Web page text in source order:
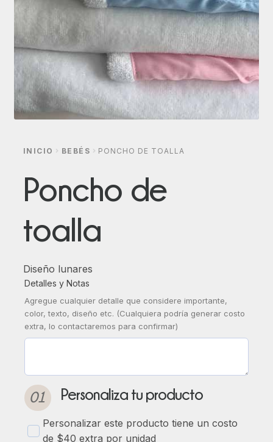
INICIO BEBÉS PONCHO DE TOALLA
Poncho de
toalla
Diseño lunares
Detalles y Notas
Agregue cualquier detalle que considere importante,
color, texto, diseño etc. (Cualquiera podría generar costo
extra, lo contactaremos para confirmar)
Personaliza tu producto
Personalizar este producto tiene un costo
de $40 extra por unidad